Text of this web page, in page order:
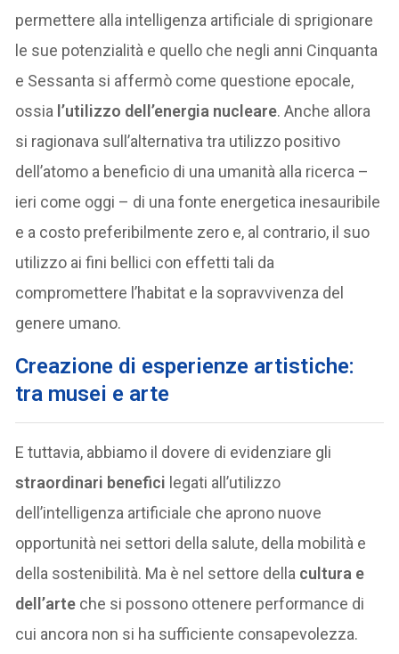
permettere alla intelligenza artificiale di sprigionare
le sue potenzialità e quello che negli anni Cinquanta
e Sessanta si affermò come questione epocale,
ossia l’utilizzo dell’energia nucleare. Anche allora
si ragionava sull’alternativa tra utilizzo positivo
dell’atomo a beneficio di una umanità alla ricerca –
ieri come oggi – di una fonte energetica inesauribile
e a costo preferibilmente zero e, al contrario, il suo
utilizzo ai fini bellici con effetti tali da
compromettere l’habitat e la sopravvivenza del
genere umano.
Creazione di esperienze artistiche:
tra musei e arte
E tuttavia, abbiamo il dovere di evidenziare gli
straordinari benefici legati all’utilizzo
dell’intelligenza artificiale che aprono nuove
opportunità nei settori della salute, della mobilità e
della sostenibilità. Ma è nel settore della cultura e
dell’arte che si possono ottenere performance di
cui ancora non si ha sufficiente consapevolezza.